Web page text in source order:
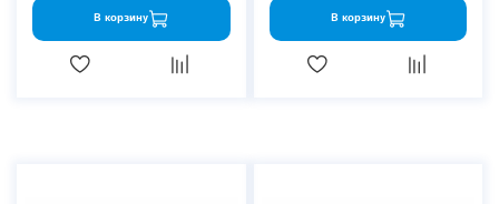
В корзину В корзину